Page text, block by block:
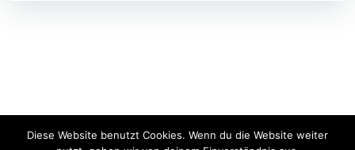
© 2026 Freiwillige Feuerwehr Schwarzach. Created for
Diese Website benutzt Cookies. Wenn du die Website weiter